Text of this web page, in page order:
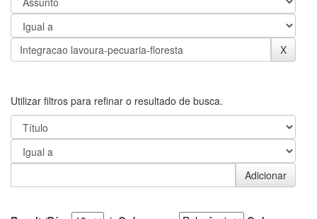
Utilizar filtros para refinar o resultado de busca.